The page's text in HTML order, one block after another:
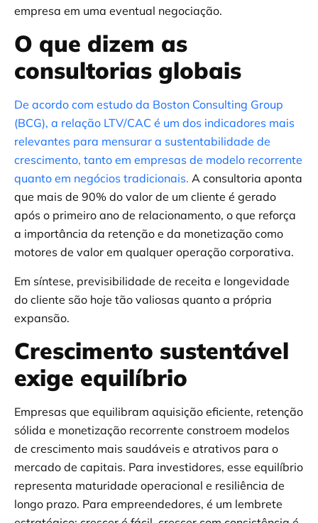
empresa em uma eventual negociação.
O que dizem as
consultorias globais
De acordo com estudo da Boston Consulting Group
(BCG), a relação LTV/CAC é um dos indicadores mais
relevantes para mensurar a sustentabilidade de
crescimento, tanto em empresas de modelo recorrente
quanto em negócios tradicionais. A consultoria aponta
que mais de 90% do valor de um cliente é gerado
após o primeiro ano de relacionamento, o que reforça
a importância da retenção e da monetização como
motores de valor em qualquer operação corporativa.
Em síntese, previsibilidade de receita e longevidade
do cliente são hoje tão valiosas quanto a própria
expansão.
Crescimento sustentável
exige equilíbrio
Empresas que equilibram aquisição eficiente, retenção
sólida e monetização recorrente constroem modelos
de crescimento mais saudáveis e atrativos para o
mercado de capitais. Para investidores, esse equilíbrio
representa maturidade operacional e resiliência de
longo prazo. Para empreendedores, é um lembrete